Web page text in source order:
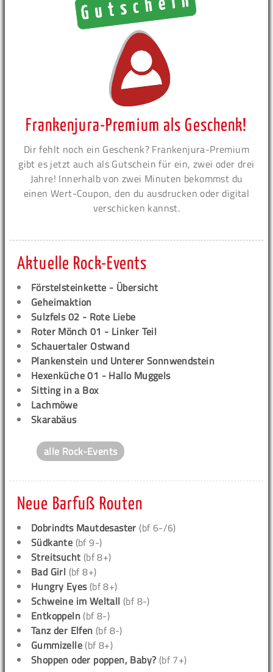
Frankenjura-Premium als Geschenk!
Dir fehlt noch ein Geschenk? Frankenjura-Premium
gibt es jetzt auch als Gutschein für ein, zwei oder drei
Jahre! Innerhalb von zwei Minuten bekommst du
einen Wert-Coupon, den du ausdrucken oder digital
verschicken kannst.
Aktuelle Rock-Events
Förstelsteinkette - Übersicht
Geheimaktion
Sulzfels 02 - Rote Liebe
Roter Mönch 01 - Linker Teil
Schauertaler Ostwand
Plankenstein und Unterer Sonnwendstein
Hexenküche 01 - Hallo Muggels
Sitting in a Box
Lachmöwe
Skarabäus
alle Rock-Events
Neue Barfuß Routen
Dobrindts Mautdesaster (bf 6-/6)
Südkante (bf 9-)
Streitsucht (bf 8+)
Bad Girl (bf 8+)
Hungry Eyes(bf 8+)
Schweine im Weltall (bf 8-)
Entkoppeln (bf 8-)
Tanz der Elfen (bf 8-)
Gummizelle (bf 8+)
Shoppen oder poppen, Baby? (bf 7+)